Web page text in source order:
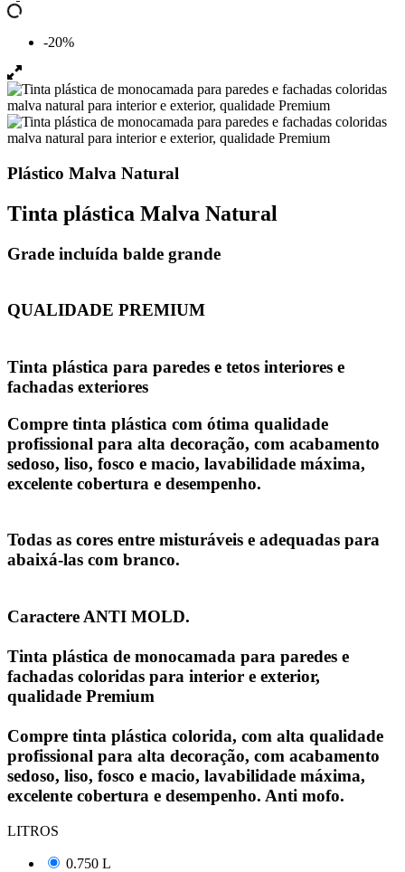
-20%
Plástico Malva Natural
Tinta plástica Malva Natural
Grade incluída balde grande
QUALIDADE PREMIUM
Tinta plástica para paredes e tetos interiores e
fachadas exteriores
Compre tinta plástica com ótima qualidade
profissional para alta decoração, com acabamento
sedoso, liso, fosco e macio, lavabilidade máxima,
excelente cobertura e desempenho.
Todas as cores entre misturáveis ​​e adequadas para
abaixá-las com branco.
Caractere ANTI MOLD.
Tinta plástica de monocamada para paredes e
fachadas coloridas para interior e exterior,
qualidade Premium
Compre tinta plástica colorida, com alta qualidade
profissional para alta decoração, com acabamento
sedoso, liso, fosco e macio, lavabilidade máxima,
excelente cobertura e desempenho. Anti mofo.
LITROS
0.750 L